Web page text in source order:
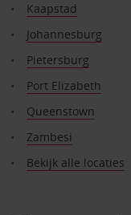
Kaapstad
Johannesburg
Pietersburg
Port Elizabeth
Queenstown
Zambesi
Bekijk alle locaties